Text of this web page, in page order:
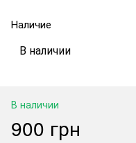
Наличие
В наличии
В наличии
900 грн